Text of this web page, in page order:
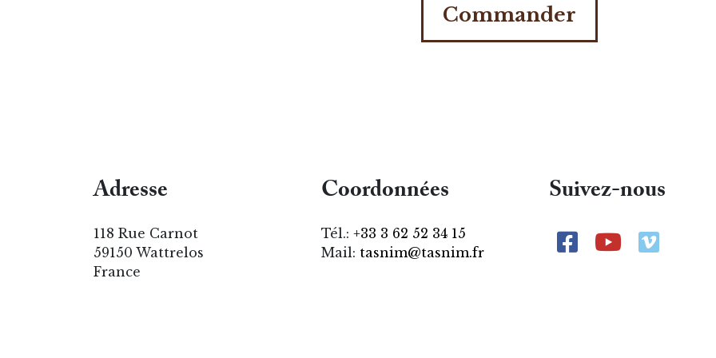
Commander
Adresse
118 Rue Carnot
59150 Wattrelos
France
Coordonnées
Tél.: +33 3 62 52 34 15
Mail: tasnim@tasnim.fr
Suivez-nous